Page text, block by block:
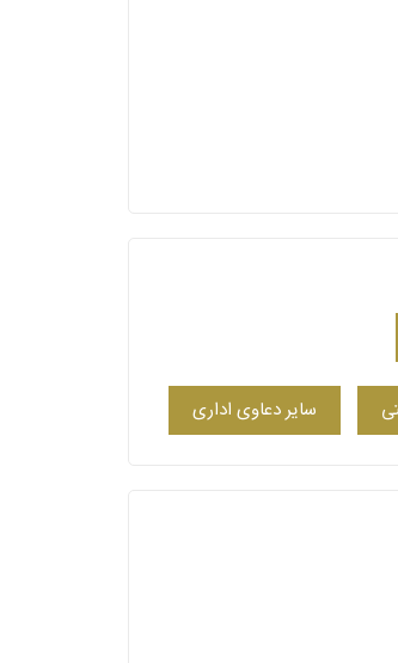
سایر دعاوی اداری